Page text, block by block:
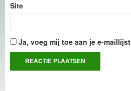
Site
Ja, voeg mij toe aan je e-maillijst